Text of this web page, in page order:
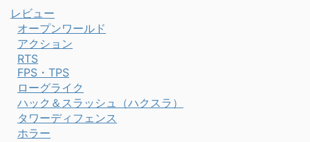
レビュー
オープンワールド
アクション
RTS
FPS・TPS
ローグライク
ハック＆スラッシュ（ハクスラ）
タワーディフェンス
ホラー